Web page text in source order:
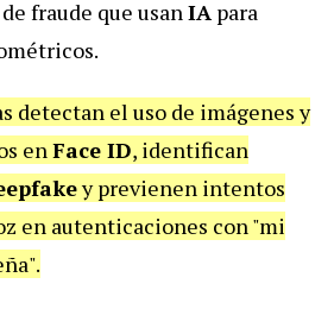
fraude que usanIA para
detectan el uso de imágenes y
enFace ID, identifican
y previenen intentos
en autenticaciones con "mi